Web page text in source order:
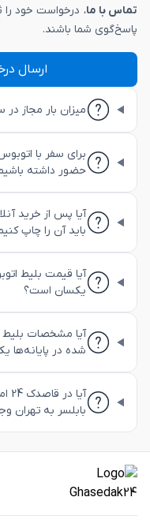
تماس با ما، درخواست خود را
پاسخ‌گوی شما باشند.
ارسال
میزان بار مجاز
برای سفر با
حضور داشته
آیا پس از خرید
باید آن را چاپ
آیا قیمت بلیط
یکسان است؟
آیا مشخصات بلیط
شده در پایانه‌ها
بابلسر به تهران